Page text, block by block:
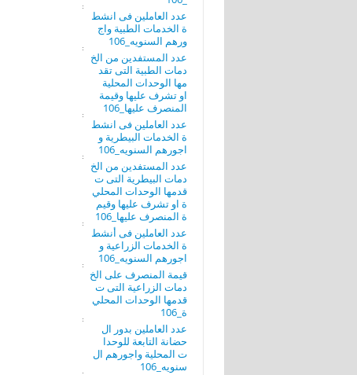
عدد العاملين فى انشط
ة الخدمات الطبية واج
ورهم السنويه_106
عدد المستفدين من الخ
دمات الطبية التى تقد
مها الوحدات المحلية
او تشرف عليها وقيمة
المنصرف عليها_106
عدد العاملين فى انشط
ة الخدمات البيطرية و
اجورهم السنويه_106
عدد المستفدين من الخ
دمات البيطرية التى ت
قدمها الوحدات المحلي
ة او تشرف عليها وقيم
ة المنصرف عليها_106
عدد العاملين فى أنشط
ة الخدمات الزراعية و
اجورهم السنويه_106
قيمة المنصرف على الخ
دمات الزراعية التى ت
قدمها الوحدات المحلي
ة_106
عدد العاملين بدور ال
حضانة التابعة للوحدا
ت المحلية واجورهم ال
سنويه_106